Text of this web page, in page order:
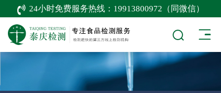
24小时免费服务热线： 19913800972（同微信）